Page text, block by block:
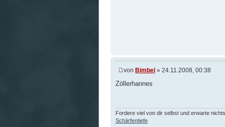
von Bimbel » 24.11.2008, 00:38
Zöllerhannes
Fordere viel von dir selbst und erwarte
Schärfentiefe